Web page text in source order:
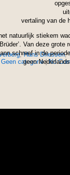
vertaling van de
natuurlijk stiekem
Van deze grote
schreef in de
geen
,Hans Driessen,
Geen categorie|No